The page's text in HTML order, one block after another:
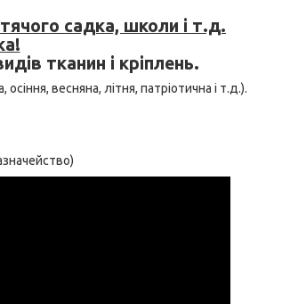
садка, школи і т.д.
тканин і кріплень.
весняна, літня, патріотична і т.д.).